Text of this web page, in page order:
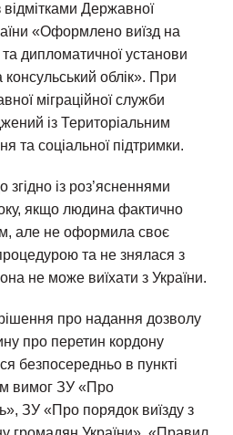
Державної
«Оформлено виїзд на
дипломатичної установи
облік». При
міграційної служби
із Територіальним
та соціальної підтримки.
із роз’ясненнями
якщо людина фактично
але не оформила своє
та не знялася з
не може виїхати з України.
про надання дозволу
про перетин кордону
безпосередньо в пункті
вимог ЗУ «Про
ЗУ «Про порядок виїзду з